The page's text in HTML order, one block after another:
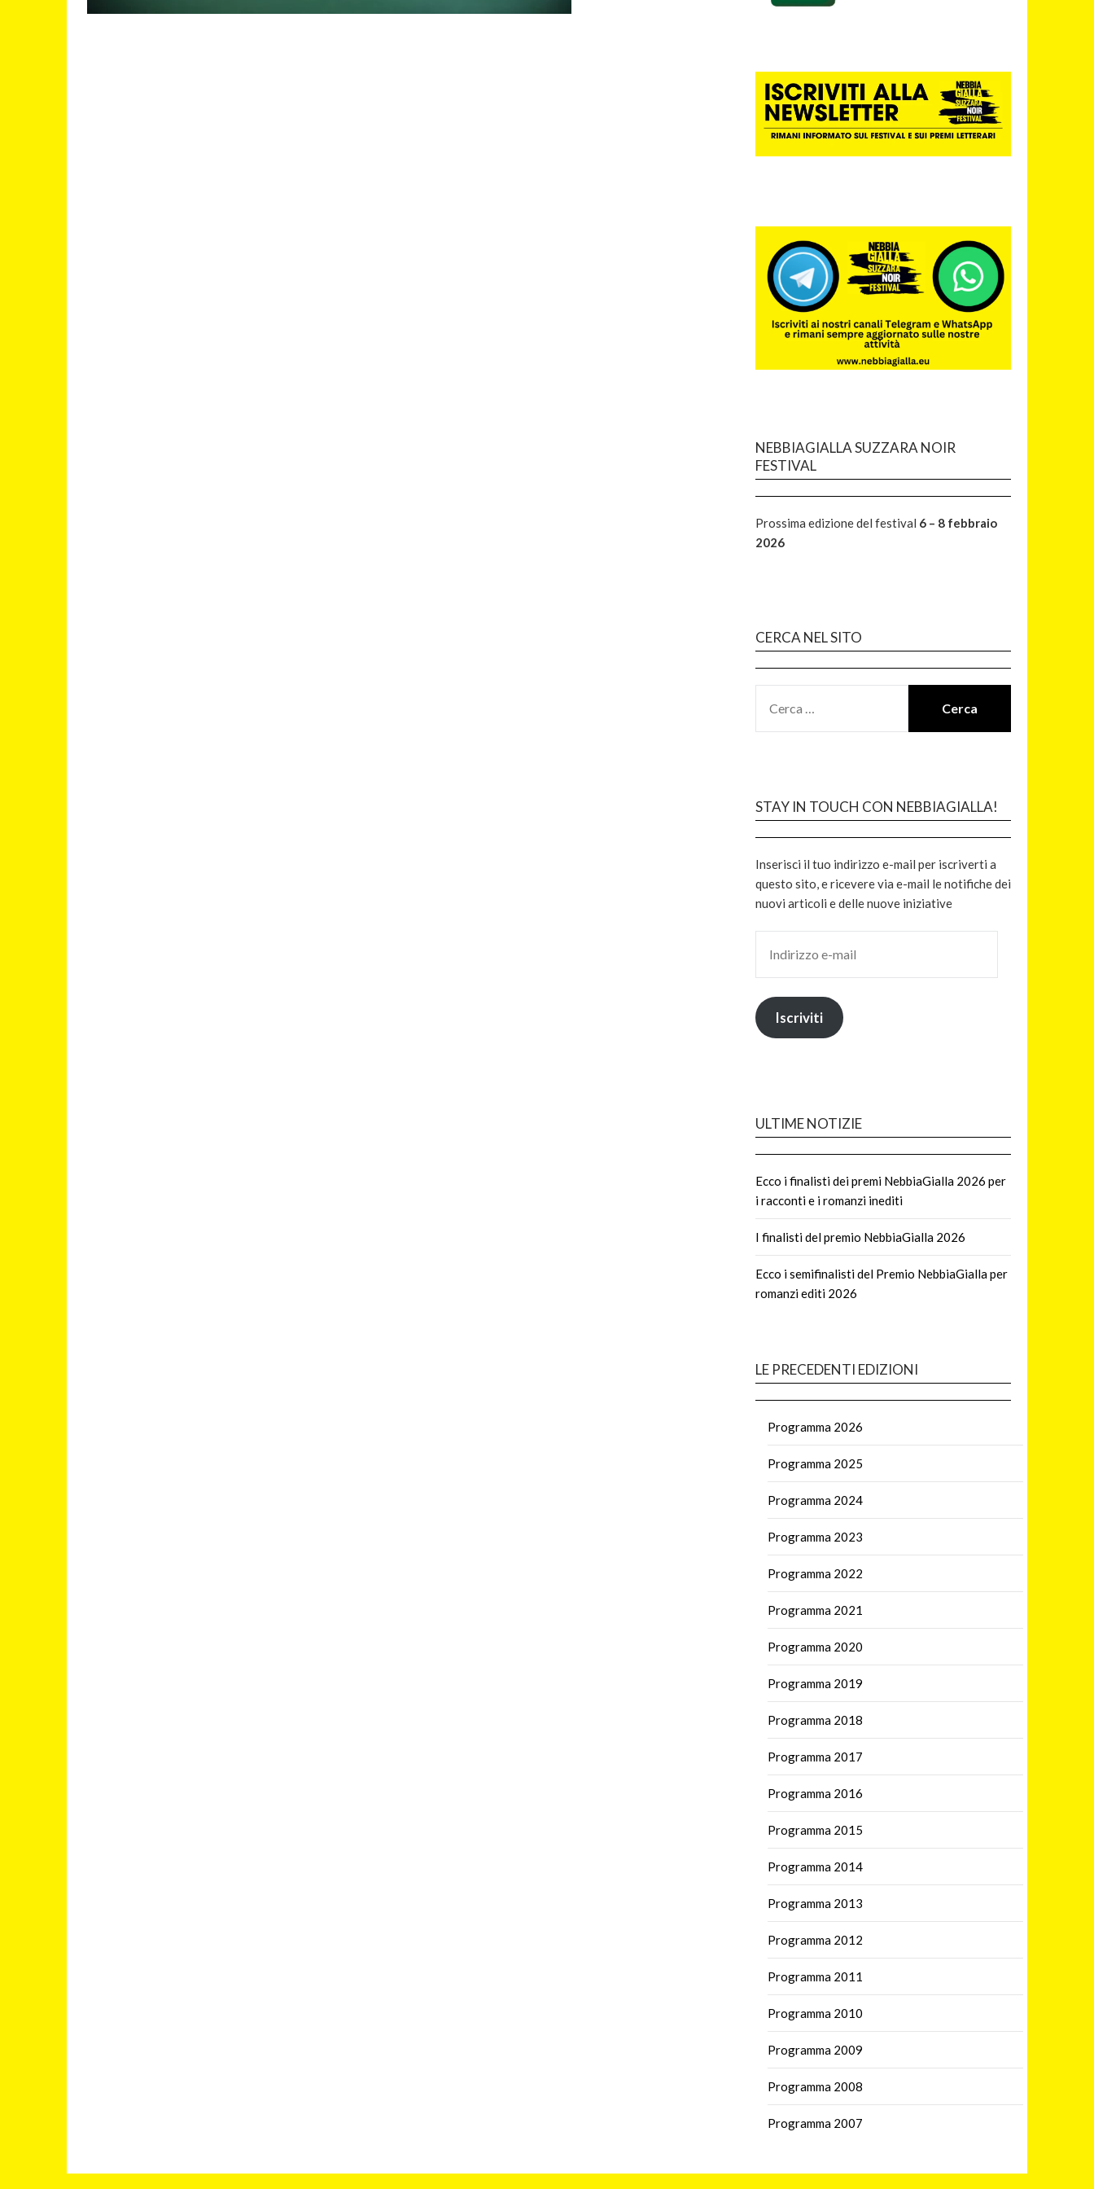
NEBBIAGIALLA SUZZARA NOIR
FESTIVAL
Prossima edizione del festival 6 – 8 febbraio
2026
CERCA NEL SITO
STAY IN TOUCH CON NEBBIAGIALLA!
Inserisci il tuo indirizzo e-mail per iscriverti a
questo sito, e ricevere via e-mail le notifiche dei
nuovi articoli e delle nuove iniziative
Iscriviti
ULTIME NOTIZIE
Ecco i finalisti dei premi NebbiaGialla 2026 per
i racconti e i romanzi inediti
I finalisti del premio NebbiaGialla 2026
Ecco i semifinalisti del Premio NebbiaGialla per
romanzi editi 2026
LE PRECEDENTI EDIZIONI
Programma 2026
Programma 2025
Programma 2024
Programma 2023
Programma 2022
Programma 2021
Programma 2020
Programma 2019
Programma 2018
Programma 2017
Programma 2016
Programma 2015
Programma 2014
Programma 2013
Programma 2012
Programma 2011
Programma 2010
Programma 2009
Programma 2008
Programma 2007